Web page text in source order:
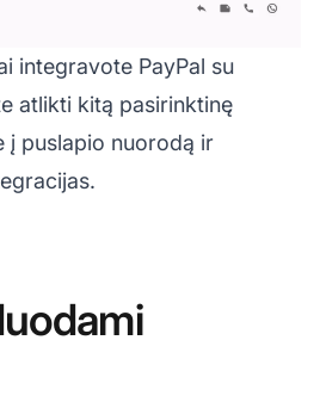
integravote PayPal su
atlikti kitą pasirinktinę
į puslapio nuorodą ir